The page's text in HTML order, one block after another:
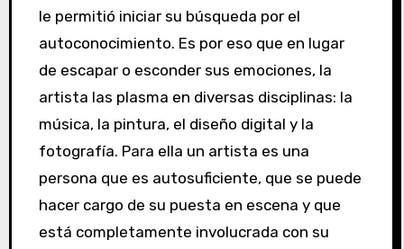
le permitió iniciar su búsqueda por el
autoconocimiento. Es por eso que en lugar
de escapar o esconder sus emociones, la
artista las plasma en diversas disciplinas: la
música, la pintura, el diseño digital y la
fotografía. Para ella un artista es una
persona que es autosuficiente, que se puede
hacer cargo de su puesta en escena y que
está completamente involucrada con su